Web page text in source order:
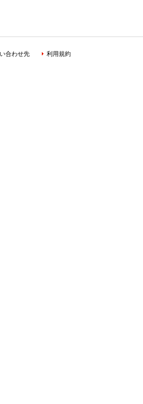
合わせ先 利用規約